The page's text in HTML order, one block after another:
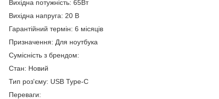
Вихідна потужність: 65Вт
Вихідна напруга: 20 В
Гарантійний термін: 6 місяців
Призначення: Для ноутбука
Сумісність з брендом:
Стан: Новий
Тип роз'єму: USB Type-C
Переваги: